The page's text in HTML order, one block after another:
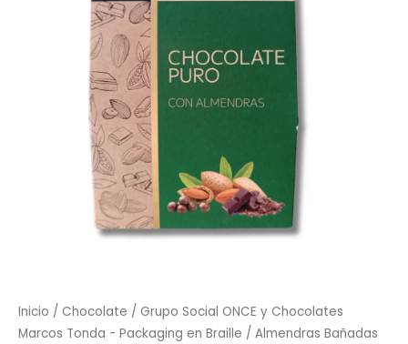
Inicio / Chocolate / Grupo Social ONCE y Chocolates
Marcos Tonda - Packaging en Braille / Almendras Bañadas